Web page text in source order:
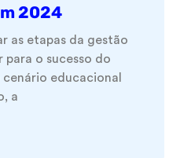
2024
as etapas da gestão
o sucesso do
educacional
a